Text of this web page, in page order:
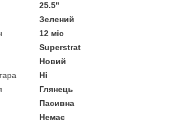
25.5"
Зелений
12 міс
Superstrat
Новий
Ні
Глянець
Пасивна
Немає